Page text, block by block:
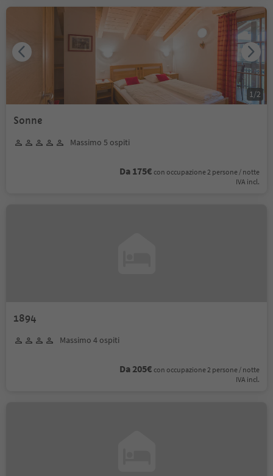
Sonne
Massimo 5 ospiti
Da 175€ con occupazione 2 persone / notte
IVA incl.
1/2
1894
Massimo 4 ospiti
Da 205€ con occupazione 2 persone / notte
IVA incl.